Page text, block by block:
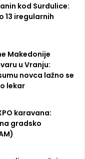
kod Surdulice:
13 iregularnih
Makedonije
u Vranju:
novca lažno se
lekar
karavana:
gradsko